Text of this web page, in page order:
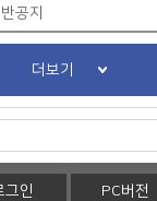
공지
더보기
그인
PC버전